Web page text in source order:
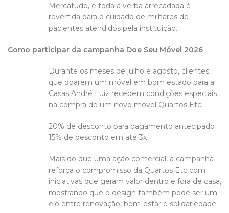
Mercatudo, e toda a verba arrecadada é
revertida para o cuidado de milhares de
pacientes atendidos pela instituição.
Como participar da campanha Doe Seu Móvel 2026
Durante os meses de julho e agosto, clientes
que doarem um móvel em bom estado para a
Casas André Luiz recebem condições especiais
na compra de um novo móvel Quartos Etc:
20% de desconto para pagamento antecipado
15% de desconto em até 3x
Mais do que uma ação comercial, a campanha
reforça o compromisso da Quartos Etc com
iniciativas que geram valor dentro e fora de casa,
mostrando que o design também pode ser um
elo entre renovação, bem-estar e solidariedade.